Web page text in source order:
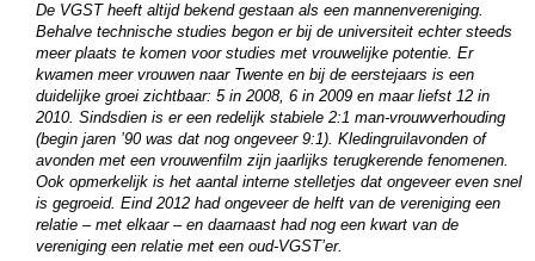
De VGST heeft altijd bekend gestaan als een mannenvereniging.
Behalve technische studies begon er bij de universiteit echter steeds
meer plaats te komen voor studies met vrouwelijke potentie. Er
kwamen meer vrouwen naar Twente en bij de eerstejaars is een
duidelijke groei zichtbaar: 5 in 2008, 6 in 2009 en maar liefst 12 in
2010. Sindsdien is er een redelijk stabiele 2:1 man-vrouwverhouding
(begin jaren ’90 was dat nog ongeveer 9:1). Kledingruilavonden of
avonden met een vrouwenfilm zijn jaarlijks terugkerende fenomenen.
Ook opmerkelijk is het aantal interne stelletjes dat ongeveer even snel
is gegroeid. Eind 2012 had ongeveer de helft van de vereniging een
relatie – met elkaar – en daarnaast had nog een kwart van de
vereniging een relatie met een oud-VGST’er.